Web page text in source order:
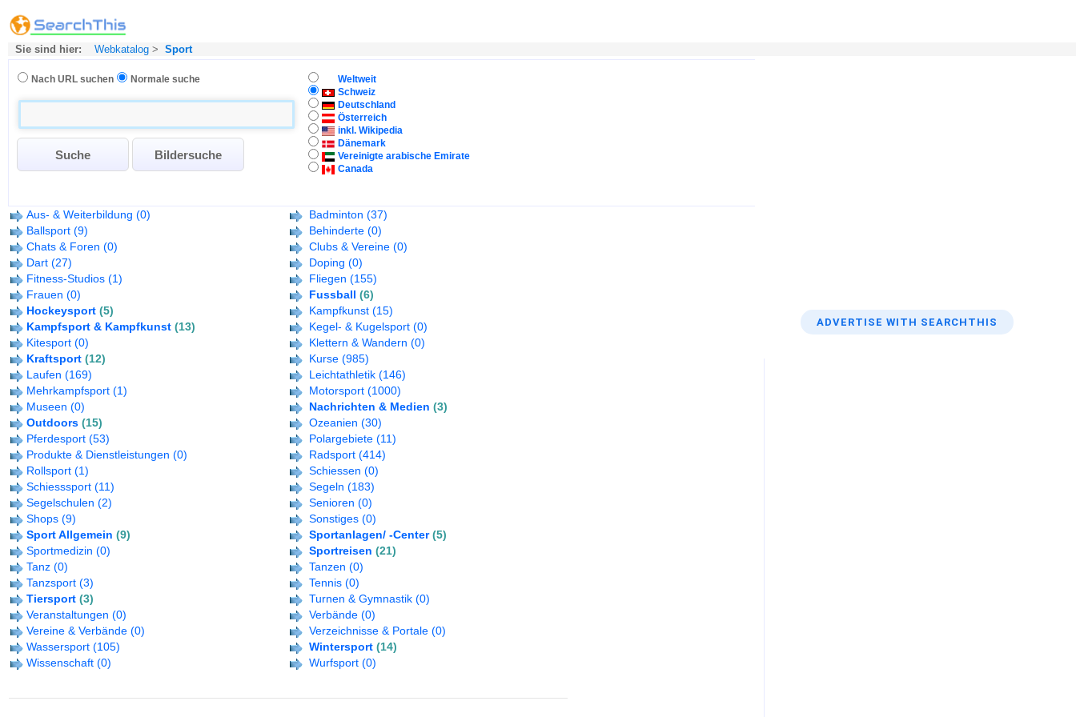
Sie sind hier: Webkatalog > Sport
Nach URL suchen Normale suche
Weltweit
Schweiz
Deutschland
Österreich
inkl. Wikipedia
Dänemark
Vereinigte arabische Emirate
Canada
Aus- & Weiterbildung (0) Badminton (37)
Ballsport (9) Behinderte (0)
Chats & Foren (0) Clubs & Vereine (0)
Dart (27) Doping (0)
Fitness-Studios (1) Fliegen (155)
Frauen (0) Fussball (6)
Hockeysport (5) Kampfkunst (15)
Kampfsport & Kampfkunst (13) Kegel- & Kugelsport (0)
Kitesport (0) Klettern & Wandern (0)
Kraftsport (12) Kurse (985)
Laufen (169) Leichtathletik (146)
Mehrkampfsport (1) Motorsport (1000)
Museen (0) Nachrichten & Medien (3)
Outdoors (15) Ozeanien (30)
Pferdesport (53) Polargebiete (11)
Produkte & Dienstleistungen (0) Radsport (414)
Rollsport (1) Schiessen (0)
Schiesssport (11) Segeln (183)
Segelschulen (2) Senioren (0)
Shops (9) Sonstiges (0)
Sport Allgemein (9) Sportanlagen/ -Center (5)
Sportmedizin (0) Sportreisen (21)
Tanz (0) Tanzen (0)
Tanzsport (3) Tennis (0)
Tiersport (3) Turnen & Gymnastik (0)
Veranstaltungen (0) Verbände (0)
Vereine & Verbände (0) Verzeichnisse & Portale (0)
Wassersport (105) Wintersport (14)
Wissenschaft (0) Wurfsport (0)